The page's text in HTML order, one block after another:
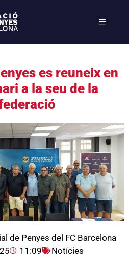
es reuneix en
a la seu de la
de Penyes del FC Barcelona
11:09 Notícies